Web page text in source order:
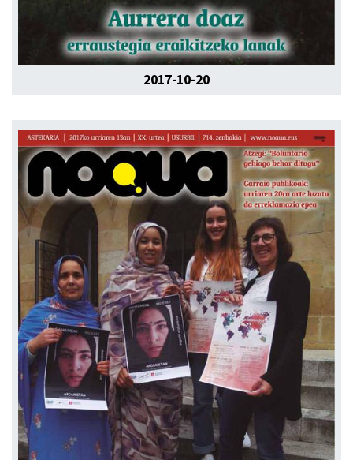
2017-10-20